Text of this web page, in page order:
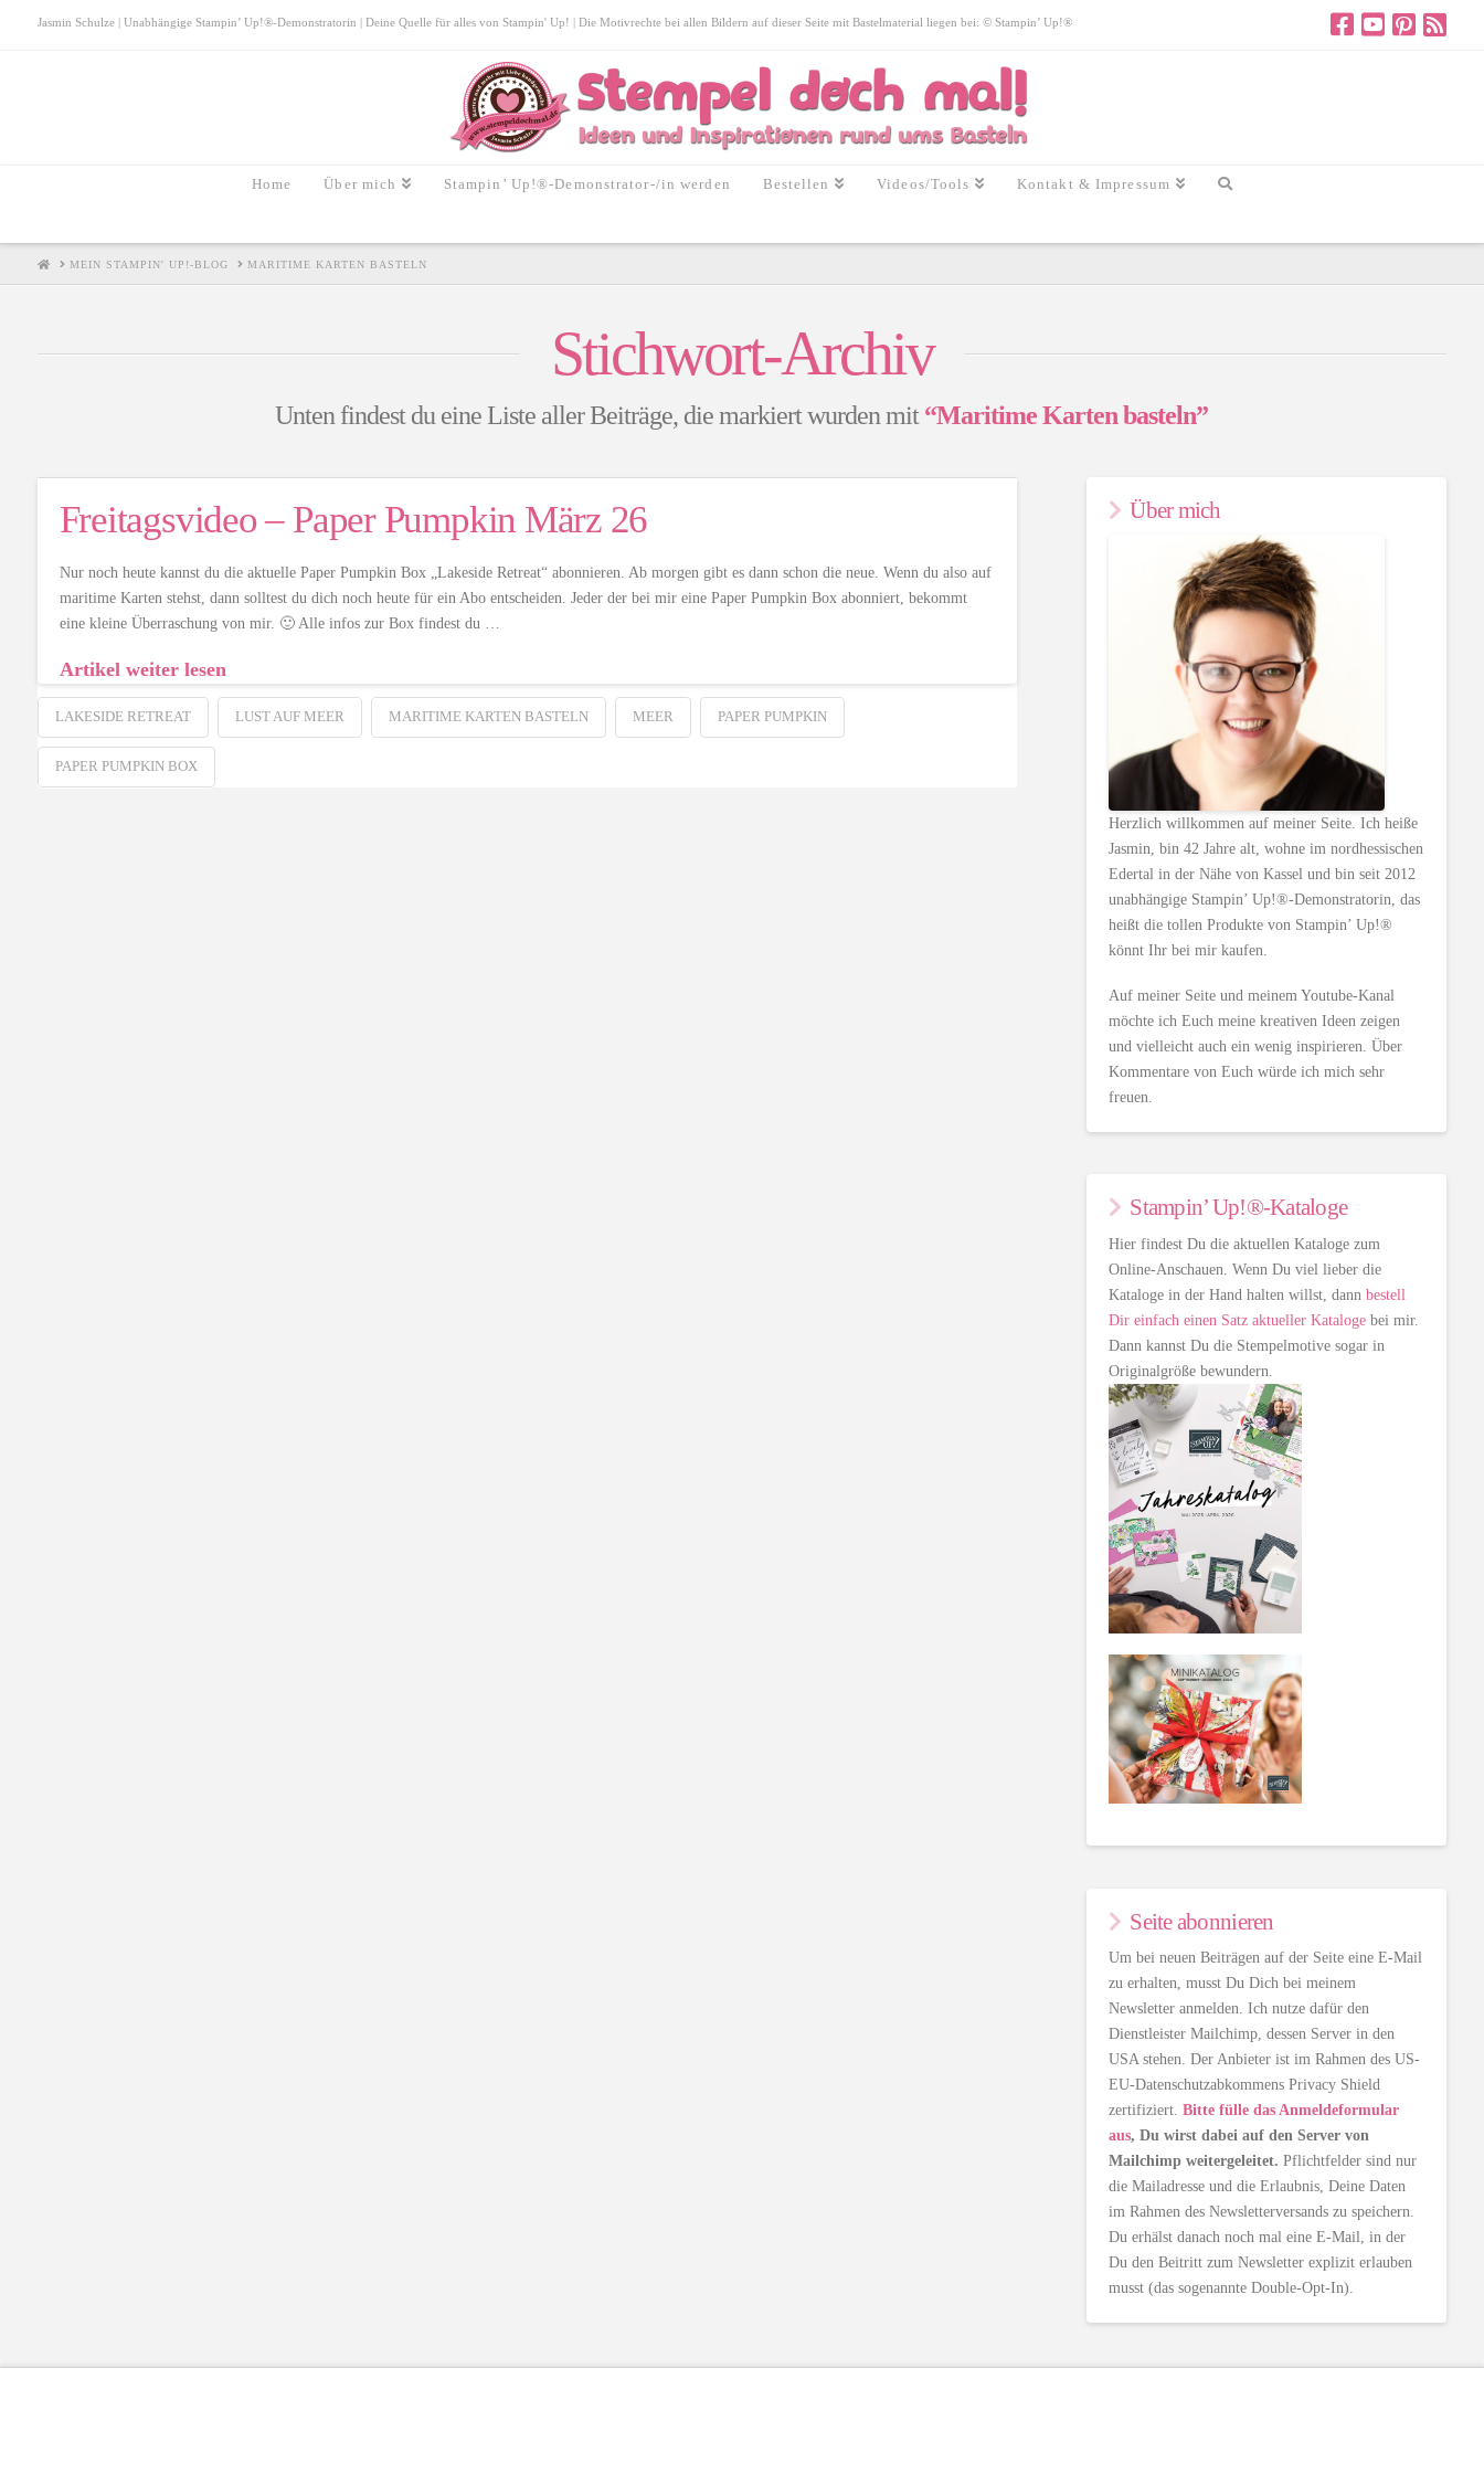
Jasmin Schulze | Unabhängige Stampin’ Up!®-Demonstratorin | Deine Quelle für alles von Stampin' Up! | Die Motivrechte bei allen Bildern auf dieser Seite mit Bastelmaterial liegen bei: © Stampin’ Up!®
Home Über mich Stampin’ Up!®-Demonstrator-/in werden Bestellen Videos/Tools Kontakt & Impressum
HOMEMEIN STAMPIN' UP!-BLOG MARITIME KARTEN BASTELN
Stichwort-Archiv
Unten findest du eine Liste aller Beiträge, die markiert wurden mit“Maritime Karten basteln”
Freitagsvideo – Paper Pumpkin März 26
Nur noch heute kannst du die aktuelle Paper Pumpkin Box „Lakeside Retreat“ abonnieren. Ab morgen gibt es dann schon die neue. Wenn du also auf
maritime Karten stehst, dann solltest du dich noch heute für ein Abo entscheiden. Jeder der bei mir eine Paper Pumpkin Box abonniert, bekommt
eine kleine Überraschung von mir. 🙂 Alle infos zur Box findest du …
Artikel weiter lesen
LAKESIDE RETREAT LUST AUF MEER MARITIME KARTEN BASTELN MEER PAPER PUMPKIN
PAPER PUMPKIN BOX
Über mich
Herzlich willkommen auf meiner Seite. Ich heiße
Jasmin, bin 42 Jahre alt, wohne im nordhessischen
Edertal in der Nähe von Kassel und bin seit 2012
unabhängige Stampin’ Up!®-Demonstratorin, das
heißt die tollen Produkte von Stampin’ Up!®
könnt Ihr bei mir kaufen.
Auf meiner Seite und meinem Youtube-Kanal
möchte ich Euch meine kreativen Ideen zeigen
und vielleicht auch ein wenig inspirieren. Über
Kommentare von Euch würde ich mich sehr
freuen.
Stampin’ Up!®-Kataloge
Hier findest Du die aktuellen Kataloge zum
Online-Anschauen. Wenn Du viel lieber die
Kataloge in der Hand halten willst, dannbestell
Dir einfach einen Satz aktueller Kataloge bei mir.
Dann kannst Du die Stempelmotive sogar in
Originalgröße bewundern.
Seite abonnieren
Um bei neuen Beiträgen auf der Seite eine E-Mail
zu erhalten, musst Du Dich bei meinem
Newsletter anmelden. Ich nutze dafür den
Dienstleister Mailchimp, dessen Server in den
USA stehen. Der Anbieter ist im Rahmen des US-
EU-Datenschutzabkommens Privacy Shield
zertifiziert.Bitte fülle das Anmeldeformular
aus, Du wirst dabei auf den Server von
Mailchimp weitergeleitet. Pflichtfelder sind nur
die Mailadresse und die Erlaubnis, Deine Daten
im Rahmen des Newsletterversands zu speichern.
Du erhälst danach noch mal eine E-Mail, in der
Du den Beitritt zum Newsletter explizit erlauben
musst (das sogenannte Double-Opt-In).